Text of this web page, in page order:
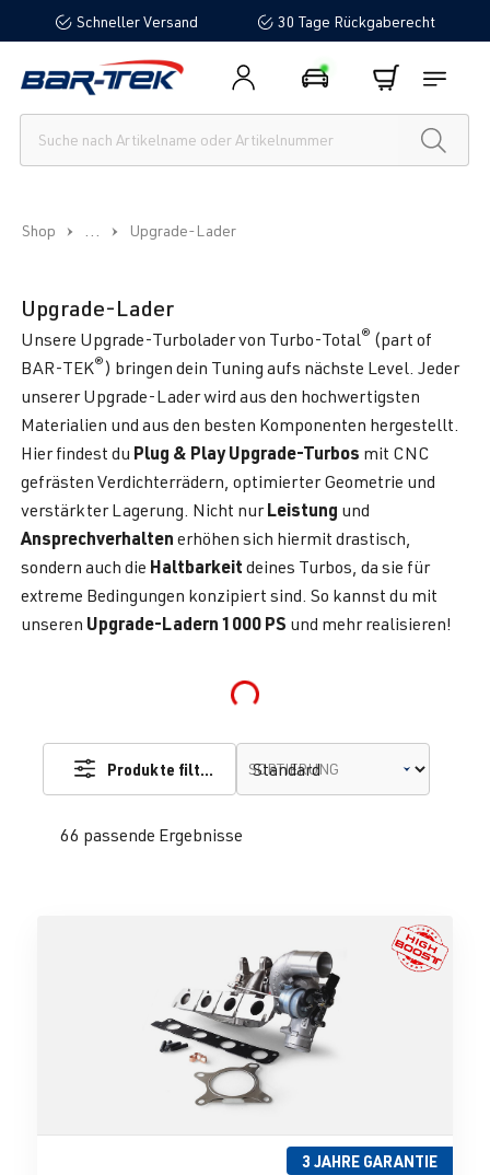
springenSchneller Versand 30 Tage Rückgaberecht
Shop ... Upgrade-Lader
Upgrade-Lader
Unsere Upgrade-Turbolader von Turbo-Total® (part of
BAR-TEK® ) bringen dein Tuning aufs nächste Level. Jeder
unserer Upgrade-Lader wird aus den hochwertigsten
Materialien und aus den besten Komponenten hergestellt.
Hier findest du Plug & Play Upgrade-Turbos mit CNC
gefrästen Verdichterrädern, optimierter Geometrie und
verstärkter Lagerung. Nicht nurLeistung und
Ansprechverhalten erhöhen sich hiermit drastisch,
sondern auch die Haltbarkeit deines Turbos, da sie für
extreme Bedingungen konzipiert sind. So kannst du mit
unseren Upgrade-Ladern 1000 PS und mehr realisieren!
Loading...
66 passende Ergebnisse
Produkte filtern SORTIERUNG
3 JAHRE GARANTIE